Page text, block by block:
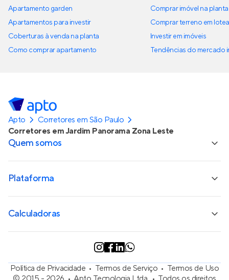
Apartamento garden
Apartamentos para investir
Coberturas à venda na planta
Como comprar apartamento
Comprar imóvel na planta
Comprar terreno em
Investir em imóveis
Tendências do mercado
Apto
Corretores em São Paulo
Corretores em Jardim Panorama Zona Leste
Quem somos
Plataforma
Calculadoras
Política de Privacidade Termos de Serviço
Termos de Uso